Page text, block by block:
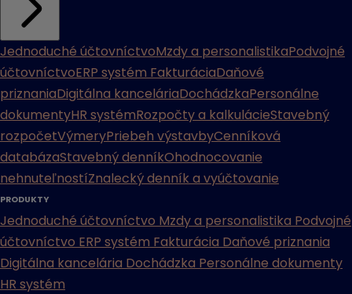
Jednoduché účtovníctvoMzdy a personalistikaPodvojné
účtovníctvoERP systém FakturáciaDaňové
priznaniaDigitálna kanceláriaDochádzkaPersonálne
dokumentyHR systémRozpočty a kalkulácieStavebný
rozpočetVýmeryPriebeh výstavbyCenníková
databázaStavebný denníkOhodnocovanie
nehnuteľnostíZnalecký denník a vyúčtovanie
PRODUKTY
Jednoduché účtovníctvo Mzdy a personalistika Podvojné
účtovníctvo ERP systém Fakturácia Daňové priznania
Digitálna kancelária Dochádzka Personálne dokumenty
HR systém